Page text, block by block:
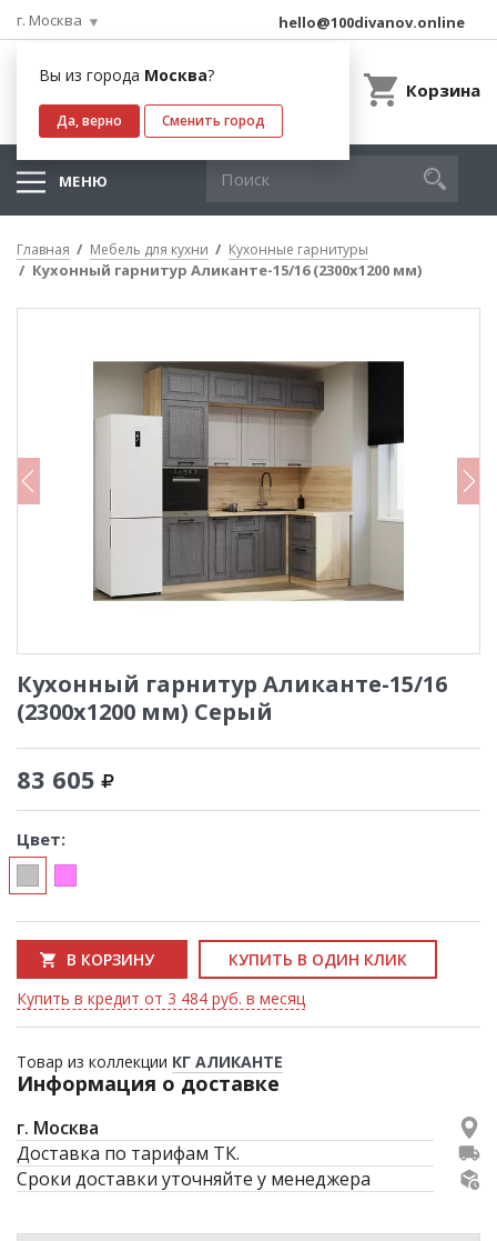
г. Москва
Вы из города Москва?
Да, верно Сменить город
hello@100divanov.online
Корзина
МЕНЮ
Главная Мебель для кухни Кухонные гарнитуры
Кухонный гарнитур Аликанте-15/16 (2300х1200 мм)
Кухонный гарнитур Аликанте-15/16
(2300х1200 мм) Серый
83 605
Цвет:
В КОРЗИНУ
КУПИТЬ В ОДИН КЛИК
Купить в кредит от 3 484 руб. в месяц
Товар из коллекции КГ АЛИКАНТЕ
Информация о доставке
г. Москва
Доставка по тарифам ТК.
Сроки доставки уточняйте у менеджера